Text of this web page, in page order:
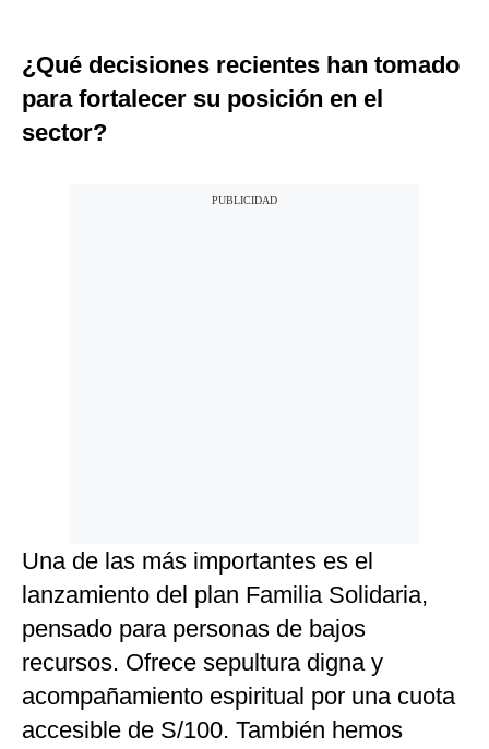
¿Qué decisiones recientes han tomado
para fortalecer su posición en el
sector?
Una de las más importantes es el
lanzamiento del plan Familia Solidaria,
pensado para personas de bajos
recursos. Ofrece sepultura digna y
acompañamiento espiritual por una cuota
accesible de S/100. También hemos